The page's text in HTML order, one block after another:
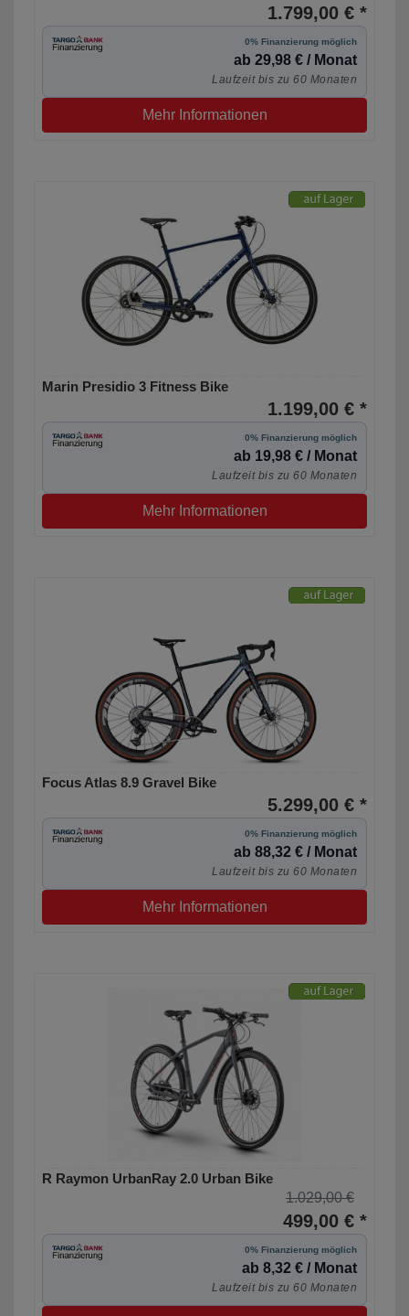
1.799,00 € *
0% Finanzierung möglich
ab 29,98 € / Monat
Laufzeit bis zu 60 Monaten
Mehr Informationen
Marin Presidio 3 Fitness Bike
1.199,00 € *
0% Finanzierung möglich
ab 19,98 € / Monat
Laufzeit bis zu 60 Monaten
Mehr Informationen
Focus Atlas 8.9 Gravel Bike
5.299,00 € *
0% Finanzierung möglich
ab 88,32 € / Monat
Laufzeit bis zu 60 Monaten
Mehr Informationen
R Raymon UrbanRay 2.0 Urban Bike
1.029,00 €
499,00 € *
0% Finanzierung möglich
ab 8,32 € / Monat
Laufzeit bis zu 60 Monaten